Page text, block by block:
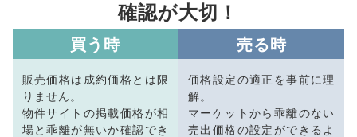
確認が大切！
買う時
販売価格は成約価格とは限
りません。
物件サイトの掲載価格が相
場と乖離が無いか確認でき
売る時
価格設定の適正を事前に理
解。
マーケットから乖離のない
売出価格の設定ができるよ